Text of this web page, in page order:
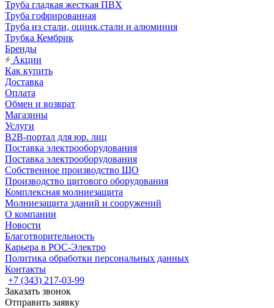
Труба гладкая жесткая ПВХ
Труба гофрированная
Труба из стали, оцинк.стали и алюминия
Трубка Кембрик
Бренды
Акции
Как купить
Доставка
Оплата
Обмен и возврат
Магазины
Услуги
B2B-портал для юр. лиц
Поставка электрооборудования
Поставка электрооборудования
Собственное производство ЩО
Производство щитового оборудования
Комплексная молниезащита
Молниезащита зданий и сооружений
О компании
Новости
Благотворительность
Карьера в РОС-Электро
Политика обработки персональных данных
Контакты
+7 (343) 217-03-99
Заказать звонок
Отправить заявку